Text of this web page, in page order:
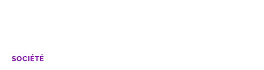
SOCIÉTÉ